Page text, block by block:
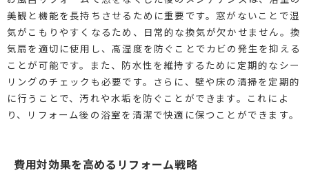
美観と機能を長持ちさせるために重要です。窓がないことで湿
気がこもりやすくなるため、日常的な換気が欠かせません。換
気扇を適切に使用し、高湿度を防ぐことでカビの発生を抑える
ことが可能です。また、防水性を維持するために定期的なシー
リングのチェックも必要です。さらに、壁や床の清掃を定期的
に行うことで、汚れや水垢を防ぐことができます。これによ
り、リフォーム後の浴室を清潔で快適に保つことができます。
費用対効果を高めるリフォーム戦略